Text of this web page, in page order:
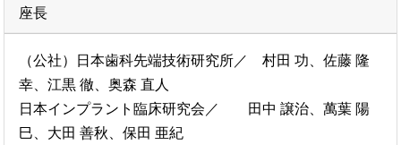
座長
（公社）日本歯科先端技術研究所／ 村田 功、佐藤 隆
幸、江黒 徹、奥森 直人
日本インプラント臨床研究会／ 田中 譲治、萬葉 陽
巳、大田 善秋、保田 亜紀